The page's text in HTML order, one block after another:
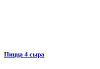
Пицца 4 сыра